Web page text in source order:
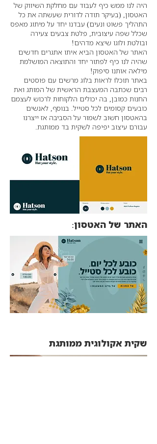
היה לנו ממש כיף לעבוד עם מחלקת השיווק של
האטסון, (בעיקר תודה לדורית שעשתה את כל
התהליך פשוט ונעים) עבדנו יחד על מיתוג מאפס
שכלל שפה עיצובית, פלטת צבעים צעירה
ובולטת ולוגו שיצא מדהים!
האתר של האטסון הביא איתו אתגרים חדשים
שהיה לנו כיף לפתור יחד והתוצאה המושלמת
מילאה אותנו סיפוק!
באתר תוכלו לראות בלוג מרשים עם פוסטים
רבים שכתבה המעצבת הראשית של המותג ואת
החנות כמובן, בה יכולים הלקוחות לרכוש לעצמם
כובעים קסומים לכל סטייל. בנוסף, לאנשים
בהאטסון חשוב לשמור על הסביבה אז ייצרנו
עבורם עיצוב יפיפה לשקית בד ממותגת.
האתר של האטסון:
שקית אקולוגית ממותגת